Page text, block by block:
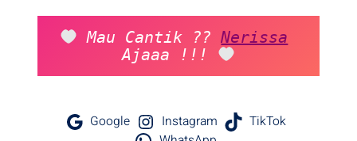
Mau Cantik ?? Nerissa
Ajaaa !!!
Google Instagram
TikTok